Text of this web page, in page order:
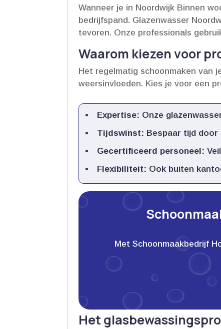
Wanneer je in Noordwijk Binnen
bedrijfspand.​ Glazenwasser
tevoren.​ Onze professionals
Waarom kiezen voor
Het regelmatig schoonmaken van
weersinvloeden.​ Kies je voor een
Expertise: Onze
Tijdswinst: Bespaar tijd door
Gecertificeerd personeel:
Flexibiliteit: Ook buiten
Met Schoonmaakbedrijf
Het